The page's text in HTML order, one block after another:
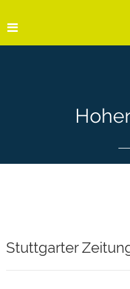
Stuttgarter